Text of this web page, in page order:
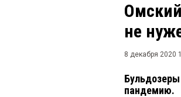
не
8 декабря 2020
пандемию.